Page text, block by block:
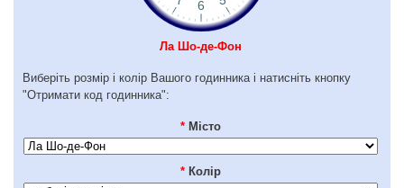
Ла Шо-де-Фон
Виберіть розмір і колір Вашого годинника і натисніть кнопку
"Отримати код годинника":
* Місто
* Колір